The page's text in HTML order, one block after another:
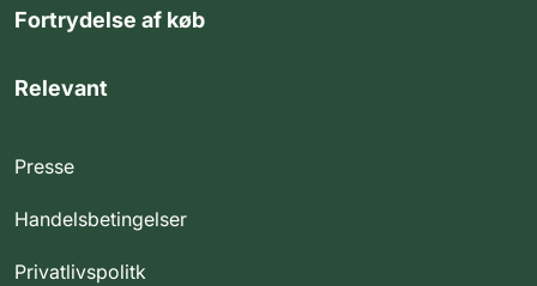
Fortrydelse af køb
Relevant
Presse
Handelsbetingelser
Privatlivspolitk